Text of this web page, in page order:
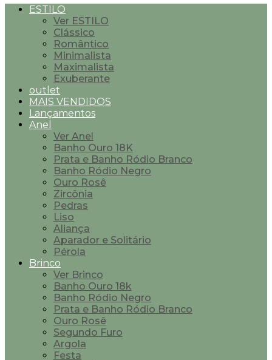
ESTILO
Ver ESTILO
Clássico
Romântico
Minimalista
Maximalista
Exuberante
outlet
MAIS VENDIDOS
Lançamentos
Anel
Ver Anel
Banho Ouro 18K
Prata e Banho Ródio Branco
Banho Ródio Negro
Ouro Rosê
Zircônia
Pedras
Liso
Aliança
Aparador e Solitário
Pérola
Brinco
Ver Brinco
Banho Ouro 18k
Banho Ródio Negro
Prata e Banho Ródio Branco
Ouro Rosê
Segundo Furo
Argola
Festa